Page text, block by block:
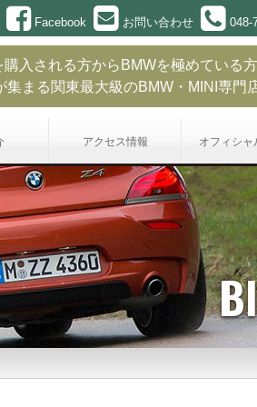
Facebook お問い合わせ 048-
入される方からBMWを極めている
集まる関東最大級のBMW・MINI専門
アクセス情報 オフィシャ